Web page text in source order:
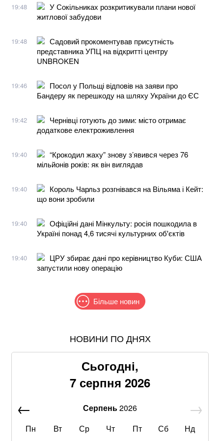
19:48
У Сокільниках розкритикували плани нової
житлової забудови
19:48
Садовий прокоментував присутність
представника УПЦ на відкритті центру
UNBROKEN
19:46
Посол у Польщі відповів на заяви про
Бандеру як перешкоду на шляху України до ЄС
19:42
Чернівці готують до зими: місто отримає
додаткове електроживлення
19:40
“Крокодил жаху” знову з’явився через 76
мільйонів років: як він виглядав
19:40
Король Чарльз розгнівався на Вільяма і Кейт:
що вони зробили
19:40
Офіційні дані Мінкульту: росія пошкодила в
Україні понад 4,6 тисячі культурних об'єктів
19:40
ЦРУ збирає дані про керівництво Куби: США
запустили нову операцію
Більше новин
В МЗС заявили, що слова Залужного щодо членства
Пенсіонерам доплатять за стаж: хто отримає по 519
Знищені печі, склади та роки роботи: що
НОВИНИ ПО ДНЯХ
Сьогодні,
7 серпня 2026
Серпень2026
Пн
Вт Ср Чт Пт Сб Нд